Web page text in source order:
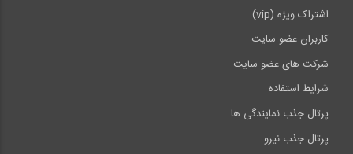
اشتراک ویژه (vip)
کاربران عضو سایت
شرکت های عضو سایت
شرایط استفاده
پرتال جذب نمایندگی ها
پرتال جذب نیرو